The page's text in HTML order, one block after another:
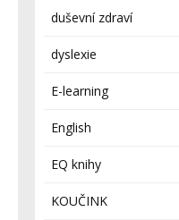
duševní zdraví
dyslexie
E-learning
English
EQ knihy
KOUČINK